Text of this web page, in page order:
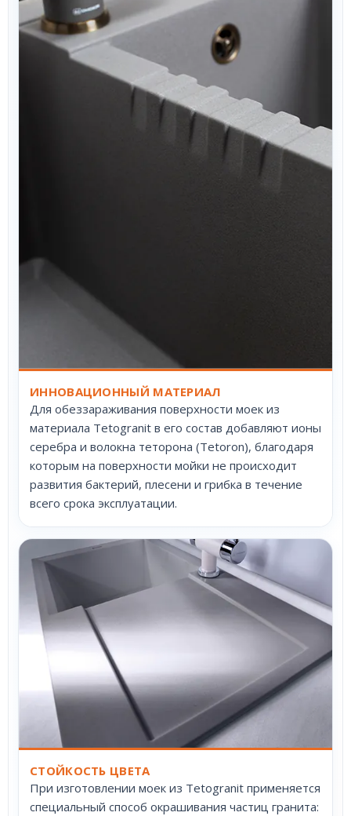
ИННОВАЦИОННЫЙ МАТЕРИАЛ
Для обеззараживания поверхности моек из
материала Tetogranit в его состав добавляют ионы
серебра и волокна теторона (Tetoron), благодаря
которым на поверхности мойки не происходит
развития бактерий, плесени и грибка в течение
всего срока эксплуатации.
СТОЙКОСТЬ ЦВЕТА
При изготовлении моек из Tetogranit применяется
специальный способ окрашивания частиц гранита: